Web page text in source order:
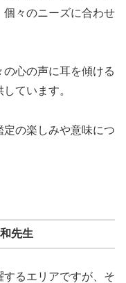
々のニーズに合わせ
心の声に耳を傾ける
ています。
の楽しみや意味につ
先生
るエリアですが、そ